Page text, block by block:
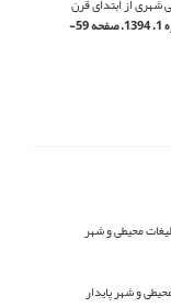
شهری از ابتدای قرن
[دوره 3، شماره 1، 1394، صفحه 59-
محیطی و شهر
و شهر پایدار